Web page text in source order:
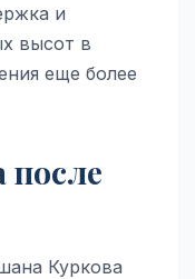
и
высот в
еще более
после
Куркова